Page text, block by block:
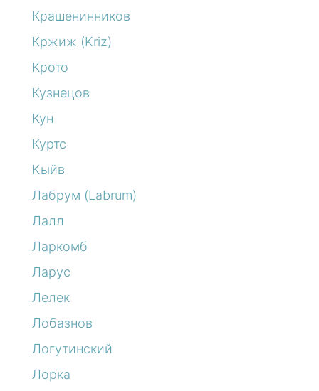
Крашенинников
Кржиж (Kriz)
Крото
Кузнецов
Кун
Куртс
Кыйв
Лабрум (Labrum)
Лалл
Ларкомб
Ларус
Лелек
Лобазнов
Логутинский
Лорка